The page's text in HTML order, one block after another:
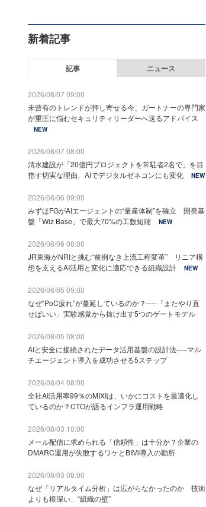
新着記事
記事 ニュース
2026/08/07 09:00
未曾有のトレンドが押し寄せる今、ガートナーの専門家
が重圧に悩むセキュリティリーダーへ送るアドバイス
NEW
2026/08/07 08:00
清水建設が「20億円プロジェクトを常駐者2名で」を目
指す切実な理由、AIでデジタルゼネコンにも変化
NEW
2026/08/06 09:00
みずほFGがAIエージェントの“量産体制”を確立 開発基
盤「Wiz Base」で最大70%の工数短縮
NEW
2026/08/06 08:00
JR東海がNRIと挑む“前例なき上流工程変革” リニア構
想を支えるAI活用と変化に適応できる組織設計
NEW
2026/08/05 09:00
なぜ“PoC疲れ”が蔓延しているのか？──「またやり直
せばいい」実験感覚から抜け出す5つのゲートモデル
2026/08/05 08:00
AIと安全に接続されたデータ活用基盤の設計法──マル
チエージェント導入を成功させる5ステップ
2026/08/04 08:00
全社AI活用率99％のMIXIは、いかにコストを最適化し
ているのか？CTOが語るインフラ運用戦略
2026/08/03 10:00
メール配信に求められる「信頼性」は十分か？企業の
DMARC運用が失敗するワケとBIMI導入の勘所
2026/08/03 08:00
なぜ「リアルタイム分析」は広がらなかったのか 技術
よりも根深い、“組織の壁”